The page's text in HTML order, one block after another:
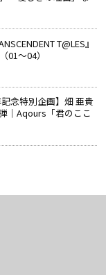
T@LES』
01～04）
念特別企画】畑 亜貴
｜Aqours「君のここ